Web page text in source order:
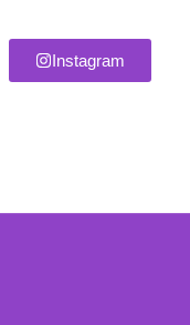
Instagram